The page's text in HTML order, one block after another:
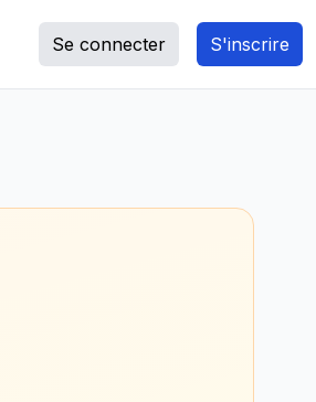
Se connecter S'inscrire